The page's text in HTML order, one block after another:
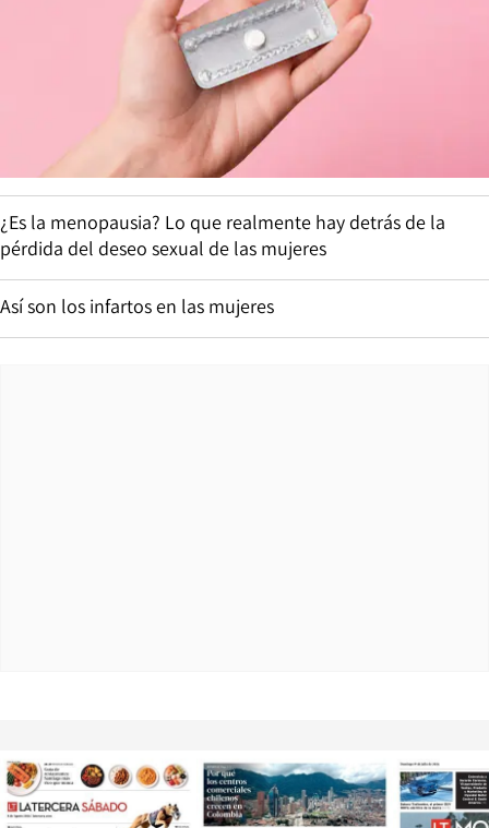
¿Es la menopausia? Lo que realmente hay detrás de la
pérdida del deseo sexual de las mujeres
Así son los infartos en las mujeres
Opens in new window Opens in